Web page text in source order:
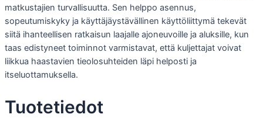
matkustajien turvallisuutta. Sen helppo asennus,
sopeutumiskyky ja käyttäjäystävällinen käyttöliittymä tekevät
siitä ihanteellisen ratkaisun laajalle ajoneuvoille ja aluksille, kun
taas edistyneet toiminnot varmistavat, että kuljettajat voivat
liikkua haastavien tieolosuhteiden läpi helposti ja
itseluottamuksella.
Tuotetiedot